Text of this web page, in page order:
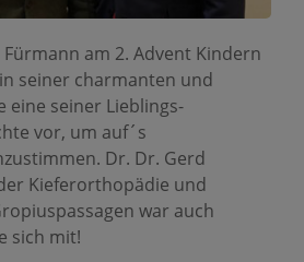
am 2. Advent Kindern
seiner charmanten und
eine seiner Lieblings­
vor, um auf´s
Dr. Dr. Gerd
Kieferorthopädie und
war auch
sich mit!